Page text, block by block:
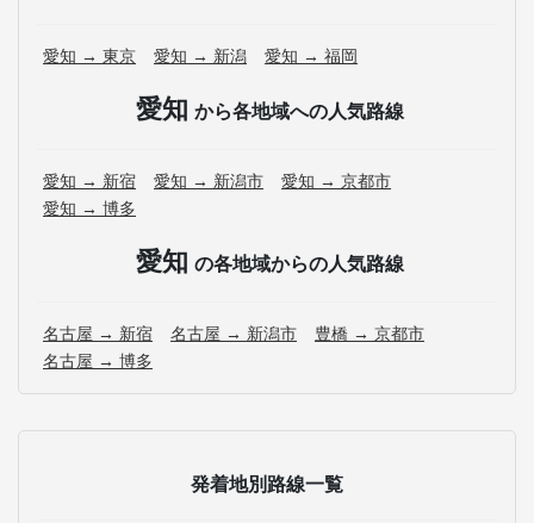
愛知 → 東京 愛知 → 新潟 愛知 → 福岡
愛知 から各地域への人気路線
愛知 → 新宿 愛知 → 新潟市
愛知 → 京都市
愛知 → 博多
愛知 の各地域からの人気路線
名古屋 → 新宿 名古屋 → 新潟市
豊橋 → 京都市
名古屋 → 博多
発着地別路線一覧